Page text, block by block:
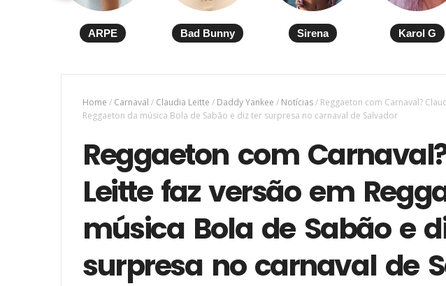
ARPE Bad Bunny Sirena Karol G
Home / Carnaval / Claudia Leitte / Daddy Yankee / Notícias/ Reggaeton com Carnaval?
Reggaeton da música Bola de Sabão e diz ter surpresa no carnaval de Salvador
Reggaeton com
Leitte faz versão em
música Bola de Sabão e
surpresa no carnaval de